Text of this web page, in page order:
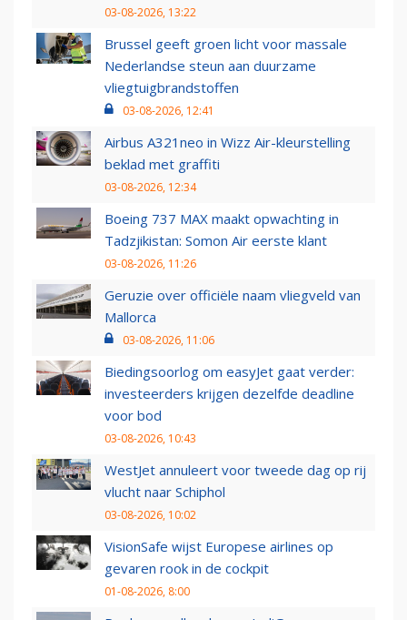
03-08-2026, 13:22
Brussel geeft groen licht voor massale
Nederlandse steun aan duurzame
vliegtuigbrandstoffen
03-08-2026, 12:41
Airbus A321neo in Wizz Air-kleurstelling
beklad met graffiti
03-08-2026, 12:34
Boeing 737 MAX maakt opwachting in
Tadzjikistan: Somon Air eerste klant
03-08-2026, 11:26
Geruzie over officiële naam vliegveld van
Mallorca
03-08-2026, 11:06
Biedingsoorlog om easyJet gaat verder:
investeerders krijgen dezelfde deadline
voor bod
03-08-2026, 10:43
WestJet annuleert voor tweede dag op rij
vlucht naar Schiphol
03-08-2026, 10:02
VisionSafe wijst Europese airlines op
gevaren rook in de cockpit
01-08-2026, 8:00